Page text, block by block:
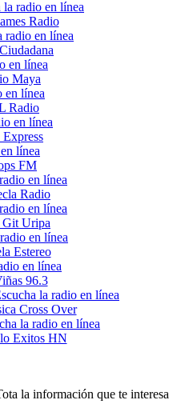
Radio
Maya
Radio
Express
FM
Radio
Git Uripa
Estereo
96.3
Cross Over
Exitos HN
la información que te interesa